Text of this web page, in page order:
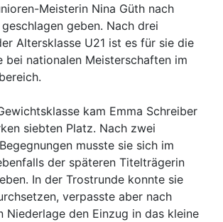
Meisterin Nina Güth nach
geben. Nach drei
Altersklasse U21 ist es für sie die
bei nationalen Meisterschaften im
kam Emma Schreiber
siebten Platz. Nach zwei
musste sie sich im
der späteren Titelträgerin
In der Trostrunde konnte sie
verpasste aber nach
Niederlage den Einzug in das kleine